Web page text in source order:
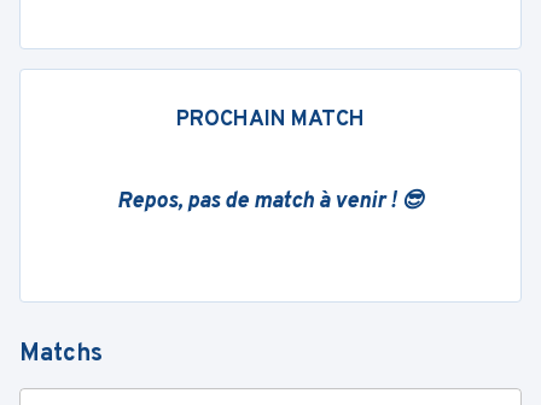
PROCHAIN MATCH
Repos, pas de match à venir ! 😎
Matchs